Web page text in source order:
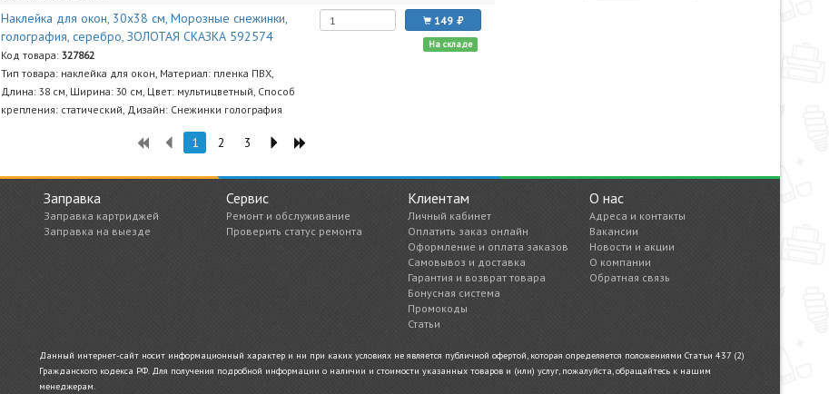
Наклейка для окон, 30х38 см, Морозные снежинки,
голография, серебро, ЗОЛОТАЯ СКАЗКА 592574
Код товара:327862
Тип товара: наклейка для окон, Материал: пленка ПВХ,
Длина: 38 см, Ширина: 30 см, Цвет: мультицветный, Способ
крепления: статический, Дизайн: Снежинки голография
149
На складе
1 2 3
Заправка
Заправка картриджей
Заправка на выезде
Сервис
Ремонт и обслуживание
Проверить статус ремонта
Клиентам
Личный кабинет
Оплатить заказ онлайн
Оформление и оплата заказов
Самовывоз и доставка
Гарантия и возврат товара
Бонусная система
Промокоды
Статьи
О нас
Адреса и контакты
Вакансии
Новости и акции
О компании
Обратная связь
Данный интернет-сайт носит информационный характер и ни при каких условиях не является публичной офертой, которая определяется положениями Статьи 437 (2)
Гражданского кодекса РФ. Для получения подробной информации о наличии и стоимости указанных товаров и (или) услуг, пожалуйста, обращайтесь к нашим
менеджерам.